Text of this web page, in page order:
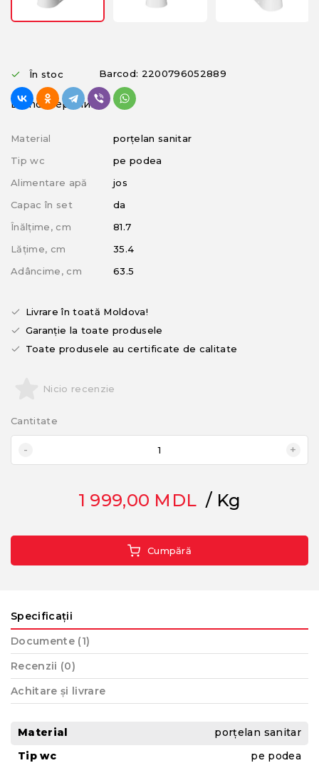
În stoc Barcod: 2200796052889
Brand: Керамин
Material
porțelan sanitar
Tip wc
pe podea
Alimentare apă
jos
Capac în set
da
Înălțime, cm
81.7
Lățime, сm
35.4
Adâncime, cm
63.5
Livrare în toată Moldova!
Garanție la toate produsele
Toate produsele au certificate de calitate
Nicio recenzie
Cantitate
1 999,00 MDL/ Kg
Cumpără
Specificații
Documente (1)
Recenzii (0)
Achitare și livrare
Material
porțelan sanitar
Tip wc
pe podea